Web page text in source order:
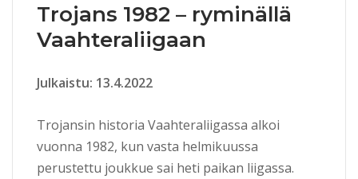
Trojans 1982 – ryminällä
Vaahteraliigaan
Julkaistu: 13.4.2022
Trojansin historia Vaahteraliigassa alkoi
vuonna 1982, kun vasta helmikuussa
perustettu joukkue sai heti paikan liigassa.